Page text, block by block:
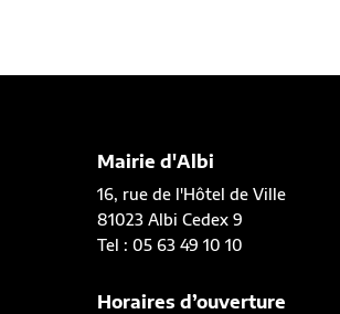
Mairie d'Albi
16, rue de l'Hôtel de Ville
81023 Albi Cedex 9
Tel : 05 63 49 10 10
Horaires d’ouverture